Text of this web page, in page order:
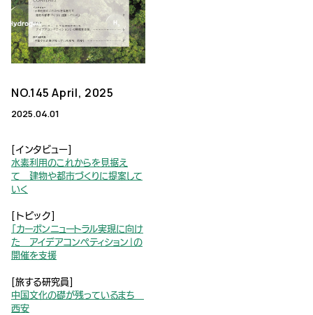
NO.145 April, 2025
2025.04.01
[インタビュー]
水素利用のこれからを見据え
て 建物や都市づくりに提案して
いく
[トピック]
「カーボンニュートラル実現に向け
た アイデアコンペティション」の
開催を支援
[旅する研究員]
中国文化の礎が残っているまち
西安